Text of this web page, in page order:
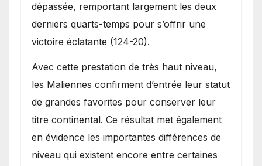
dépassée, remportant largement les deux
derniers quarts-temps pour s’offrir une
victoire éclatante (124-20).
Avec cette prestation de très haut niveau,
les Maliennes confirment d’entrée leur statut
de grandes favorites pour conserver leur
titre continental. Ce résultat met également
en évidence les importantes différences de
niveau qui existent encore entre certaines